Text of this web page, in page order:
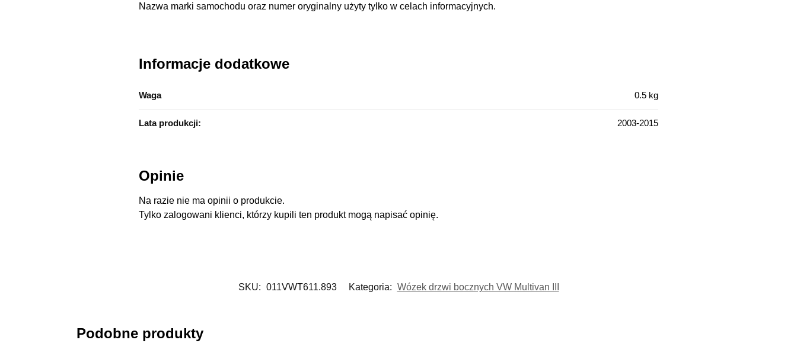
Nazwa marki samochodu oraz numer oryginalny użyty tylko w celach informacyjnych.
Informacje dodatkowe
Waga 0.5 kg
Lata produkcji: 2003-2015
Opinie
Na razie nie ma opinii o produkcie.
Tylko zalogowani klienci, którzy kupili ten produkt mogą napisać opinię.
SKU: 011VWT611.893 Kategoria: Wózek drzwi bocznych VW Multivan III
Podobne produkty